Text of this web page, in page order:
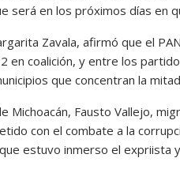
será en los próximos días en
Zavala, afirmó que el
en coalición, y entre los
que concentran la
Fausto Vallejo,
con el combate a la
estuvo inmerso el expriista